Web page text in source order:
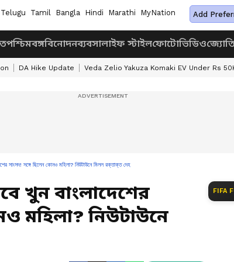
Telugu Tamil Bangla Hindi Marathi MyNation Add
পশ্চিমবঙ্গবিনোদনব্যবসালাইফ স্টাইলফোটোভিডিও
DA Hike Update Veda Zelio Yakuza Komaki EV Under Rs
সাংসদ! সঙ্গে ছিলেন কোনও মহিলা? নিউটাউনে মিলল রক্তাক্ত দেহ
খুন বাংলাদেশের
মহিলা? নিউটাউনে
FIFA